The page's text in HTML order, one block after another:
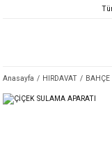
Anasayfa HIRDAVAT BAHÇE